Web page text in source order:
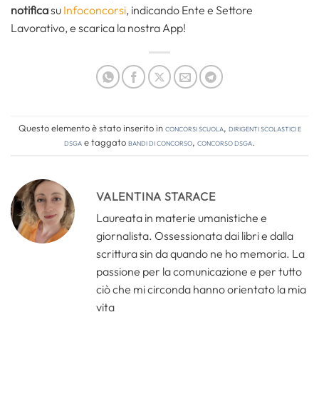
notificasu Infoconcorsi, indicando Ente e Settore
Lavorativo, e scarica la nostra App!
Questo elemento è stato inserito inConcorsi Scuola, Dirigenti Scolastici e
DSGAe taggatobandi di concorso, concorso dsga.
VALENTINA STARACE
Laureata in materie umanistiche e
giornalista. Ossessionata dai libri e dalla
scrittura sin da quando ne ho memoria. La
passione per la comunicazione e per tutto
ciò che mi circonda hanno orientato la mia
vita